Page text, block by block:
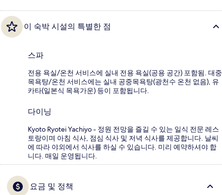
이 숙박 시설의 특별한 점
스파
전용 욕실/온천 서비스에 실내 전용 욕실(공용 공간) 포함됨. 대중
목욕탕/온천 서비스에는 실내 공중목욕탕(광천수 온천 없음), 유
카타(일본식 목욕가운) 등이 포함됩니다.
다이닝
Kyoto Ryotei Yachiyo - 정원 전망을 즐길 수 있는 일식 전문 레스
토랑이며 아침 식사, 점심 식사 및 저녁 식사를 제공합니다. 날씨
에 따라 야외에서 식사를 하실 수 있습니다. 미리 예약하셔야 합
니다. 매일 운영됩니다.
요금 및 정책